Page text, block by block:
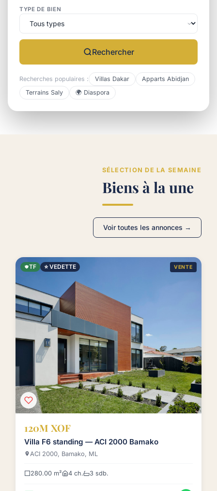
TYPE DE BIEN
Rechercher
Recherches populaires : Villas Dakar
Apparts Abidjan
Terrains Saly
🌍 Diaspora
SÉLECTION DE LA SEMAINE
Biens à la une
Voir toutes les annonces →
TF ⭐ VEDETTE VENTE
120M XOF
Villa F6 standing — ACI 2000 Bamako
ACI 2000, Bamako, ML
280.00 m² 4 ch. 3 sdb.